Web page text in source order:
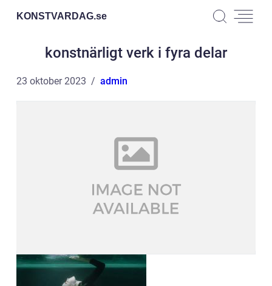
KONSTVARDAG.se
konstnärligt verk i fyra delar
23 oktober 2023 admin